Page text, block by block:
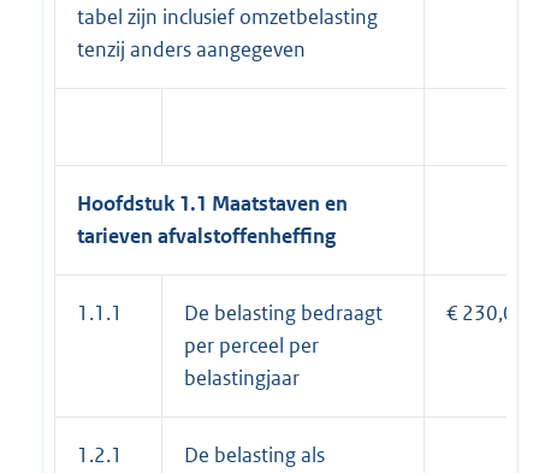
tabel zijn inclusief omzetbelasting
tenzij anders aangegeven
Hoofdstuk 1.1 Maatstaven en
tarieven afvalstoffenheffing
1.1.1
De belasting bedraagt
per perceel per
belastingjaar
€ 230,00
1.2.1
De belasting als